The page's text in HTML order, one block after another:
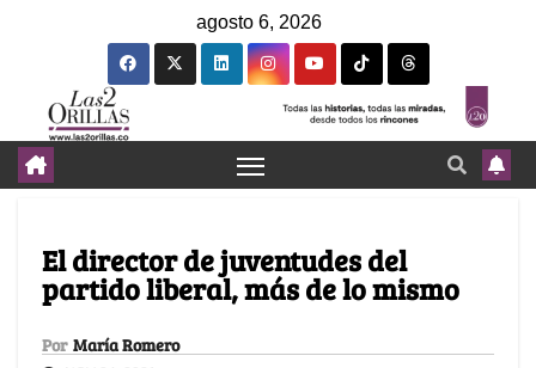
agosto 6, 2026
El director de juventudes del
partido liberal, más de lo mismo
Por María Romero